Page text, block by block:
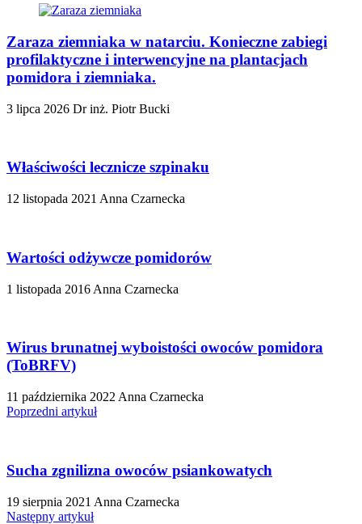
Zaraza ziemniaka w natarciu. Konieczne zabiegi
profilaktyczne i interwencyjne na plantacjach
pomidora i ziemniaka.
3 lipca 2026 Dr inż. Piotr Bucki
Właściwości lecznicze szpinaku
12 listopada 2021 Anna Czarnecka
Wartości odżywcze pomidorów
1 listopada 2016 Anna Czarnecka
Wirus brunatnej wyboistości owoców pomidora
(ToBRFV)
11 października 2022 Anna Czarnecka
Poprzedni artykuł
Sucha zgnilizna owoców psiankowatych
19 sierpnia 2021 Anna Czarnecka
Następny artykuł